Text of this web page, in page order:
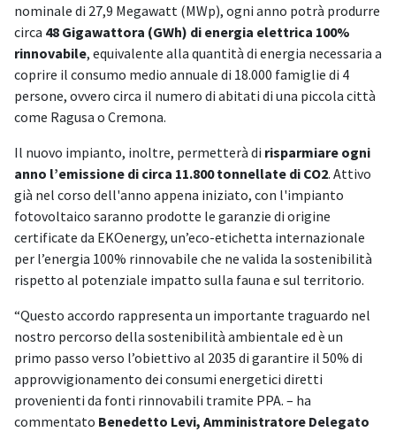
nominale di 27,9 Megawatt (MWp), ogni anno potrà produrre
circa 48 Gigawattora (GWh) di energia elettrica 100%
rinnovabile, equivalente alla quantità di energia necessaria a
coprire il consumo medio annuale di 18.000 famiglie di 4
persone, ovvero circa il numero di abitati di una piccola città
come Ragusa o Cremona.
Il nuovo impianto, inoltre, permetterà di risparmiare ogni
anno l’emissione di circa 11.800 tonnellate di CO2. Attivo
già nel corso dell'anno appena iniziato, con l'impianto
fotovoltaico saranno prodotte le garanzie di origine
certificate da EKOenergy, un’eco-etichetta internazionale
per l’energia 100% rinnovabile che ne valida la sostenibilità
rispetto al potenziale impatto sulla fauna e sul territorio.
“Questo accordo rappresenta un importante traguardo nel
nostro percorso della sostenibilità ambientale ed è un
primo passo verso l’obiettivo al 2035 di garantire il 50% di
approvvigionamento dei consumi energetici diretti
provenienti da fonti rinnovabili tramite PPA. – ha
commentato Benedetto Levi, Amministratore Delegato